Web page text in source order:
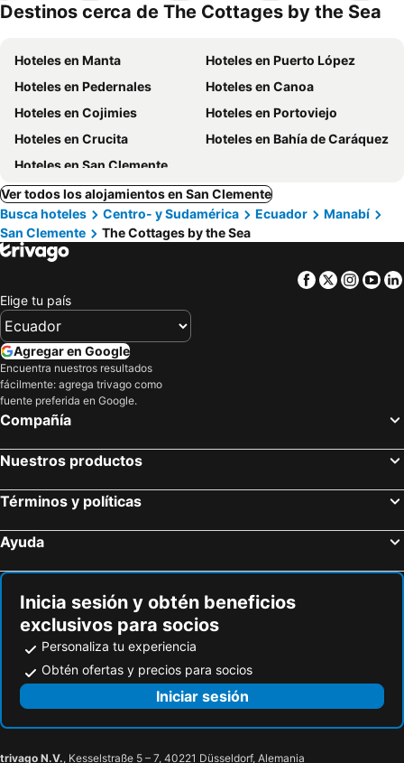
mascotas
Destinos cerca de The Cottages by the Sea
Hoteles en Manta
Hoteles en Puerto López
Hoteles en Pedernales
Hoteles en Canoa
Hoteles en Cojimies
Hoteles en Portoviejo
Hoteles en Crucita
Hoteles en Bahía de Caráquez
Hoteles en San Clemente
Ver todos los alojamientos en San Clemente
Busca hoteles
Centro- y Sudamérica Ecuador
Manabí
San Clemente
The Cottages by the Sea
Facebook
Twitter
Elige tu país
Agregar en Google
Encuentra nuestros resultados
fácilmente: agrega trivago como
fuente preferida en Google.
Compañía
Nuestros productos
Términos y políticas
Ayuda
Inicia sesión y obtén beneficios
exclusivos para socios
Personaliza tu experiencia
Obtén ofertas y precios para socios
Iniciar sesión
trivago N.V., Kesselstraße 5 – 7, 40221 Düsseldorf, Alemania